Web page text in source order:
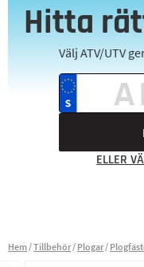
Hitta
Välj ATV/UTV
ELLER
Hem Tillbehör Plogar